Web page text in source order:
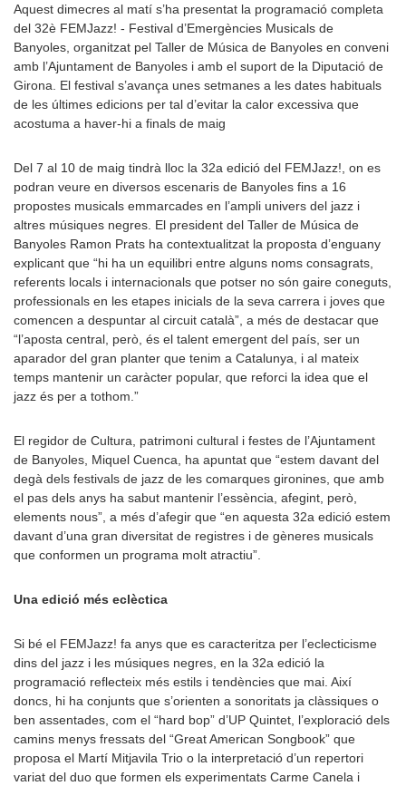
Aquest dimecres al matí s’ha presentat la programació completa
del 32è FEMJazz! - Festival d’Emergències Musicals de
Banyoles, organitzat pel Taller de Música de Banyoles en conveni
amb l’Ajuntament de Banyoles i amb el suport de la Diputació de
Girona. El festival s’avança unes setmanes a les dates habituals
de les últimes edicions per tal d’evitar la calor excessiva que
acostuma a haver-hi a finals de maig
Del 7 al 10 de maig tindrà lloc la 32a edició del FEMJazz!, on es
podran veure en diversos escenaris de Banyoles fins a 16
propostes musicals emmarcades en l’ampli univers del jazz i
altres músiques negres. El president del Taller de Música de
Banyoles Ramon Prats ha contextualitzat la proposta d’enguany
explicant que “hi ha un equilibri entre alguns noms consagrats,
referents locals i internacionals que potser no són gaire coneguts,
professionals en les etapes inicials de la seva carrera i joves que
comencen a despuntar al circuit català”, a més de destacar que
“l’aposta central, però, és el talent emergent del país, ser un
aparador del gran planter que tenim a Catalunya, i al mateix
temps mantenir un caràcter popular, que reforci la idea que el
jazz és per a tothom.”
El regidor de Cultura, patrimoni cultural i festes de l’Ajuntament
de Banyoles, Miquel Cuenca, ha apuntat que “estem davant del
degà dels festivals de jazz de les comarques gironines, que amb
el pas dels anys ha sabut mantenir l’essència, afegint, però,
elements nous”, a més d’afegir que “en aquesta 32a edició estem
davant d’una gran diversitat de registres i de gèneres musicals
que conformen un programa molt atractiu”.
Una edició més eclèctica
Si bé el FEMJazz! fa anys que es caracteritza per l’eclecticisme
dins del jazz i les músiques negres, en la 32a edició la
programació reflecteix més estils i tendències que mai. Així
doncs, hi ha conjunts que s’orienten a sonoritats ja clàssiques o
ben assentades, com el “hard bop” d’UP Quintet, l’exploració dels
camins menys fressats del “Great American Songbook” que
proposa el Martí Mitjavila Trio o la interpretació d’un repertori
variat del duo que formen els experimentats Carme Canela i